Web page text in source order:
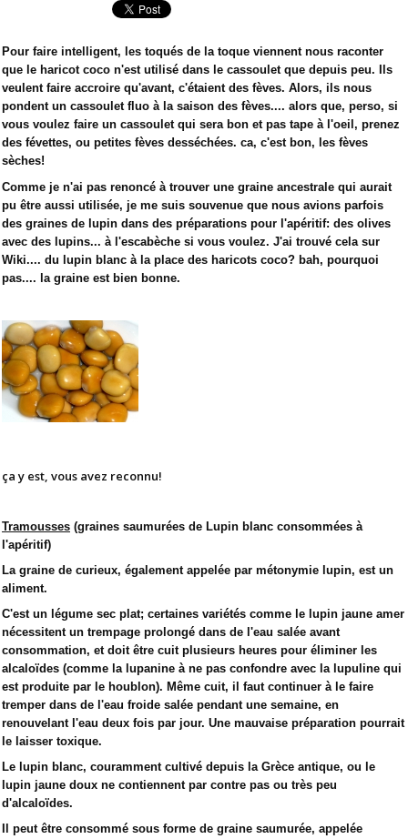
Pour faire intelligent, les toqués de la toque viennent nous raconter
que le haricot coco n'est utilisé dans le cassoulet que depuis peu. Ils
veulent faire accroire qu'avant, c'étaient des fèves. Alors, ils nous
pondent un cassoulet fluo à la saison des fèves.... alors que, perso, si
vous voulez faire un cassoulet qui sera bon et pas tape à l'oeil, prenez
des févettes, ou petites fèves desséchées. ca, c'est bon, les fèves
sèches!
Comme je n'ai pas renoncé à trouver une graine ancestrale qui aurait
pu être aussi utilisée, je me suis souvenue que nous avions parfois
des graines de lupin dans des préparations pour l'apéritif: des olives
avec des lupins... à l'escabèche si vous voulez. J'ai trouvé cela sur
Wiki.... du lupin blanc à la place des haricots coco? bah, pourquoi
pas.... la graine est bien bonne.
ça y est, vous avez reconnu!
Tramousses (graines saumurées de Lupin blanc consommées à
l'apéritif)
La graine de curieux, également appelée par métonymie lupin, est un
aliment.
C'est un légume sec plat; certaines variétés comme le lupin jaune amer
nécessitent un trempage prolongé dans de l'eau salée avant
consommation, et doit être cuit plusieurs heures pour éliminer les
alcaloïdes (comme la lupanine à ne pas confondre avec la lupuline qui
est produite par le houblon). Même cuit, il faut continuer à le faire
tremper dans de l'eau froide salée pendant une semaine, en
renouvelant l'eau deux fois par jour. Une mauvaise préparation pourrait
le laisser toxique.
Le lupin blanc, couramment cultivé depuis la Grèce antique, ou le
lupin jaune doux ne contiennent par contre pas ou très peu
d'alcaloïdes.
Il peut être consommé sous forme de graine saumurée, appelée